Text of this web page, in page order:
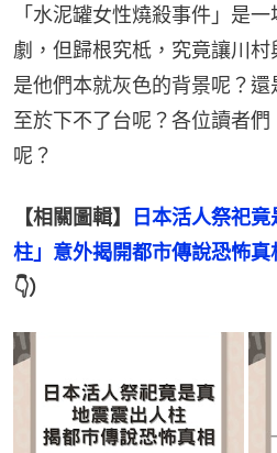
「水泥罐女性燒殺事件」是
劇，但歸根究柢，究竟讓川村
是他們本就灰色的背景呢？
至於下不了台呢？各位讀者
呢？
【相關圖輯】
日本活人祭祀
柱」意外揭開都市傳說恐怖真
👇）